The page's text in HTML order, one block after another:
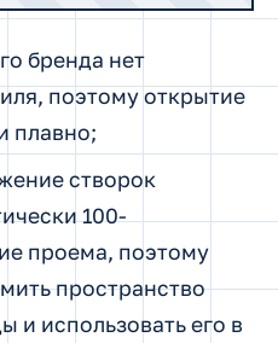
бренда нет
поэтому открытие
плавно;
створок
100-
проема, поэтому
пространство
и использовать его в